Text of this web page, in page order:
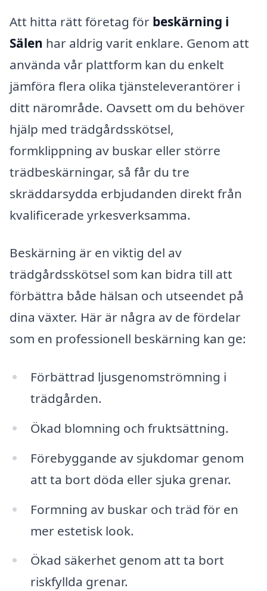
Att hitta rätt företag för beskärning i
Sälen har aldrig varit enklare. Genom att
använda vår plattform kan du enkelt
jämföra flera olika tjänsteleverantörer i
ditt närområde. Oavsett om du behöver
hjälp med trädgårdsskötsel,
formklippning av buskar eller större
trädbeskärningar, så får du tre
skräddarsydda erbjudanden direkt från
kvalificerade yrkesverksamma.
Beskärning är en viktig del av
trädgårdsskötsel som kan bidra till att
förbättra både hälsan och utseendet på
dina växter. Här är några av de fördelar
som en professionell beskärning kan ge:
Förbättrad ljusgenomströmning i
trädgården.
Ökad blomning och fruktsättning.
Förebyggande av sjukdomar genom
att ta bort döda eller sjuka grenar.
Formning av buskar och träd för en
mer estetisk look.
Ökad säkerhet genom att ta bort
riskfyllda grenar.